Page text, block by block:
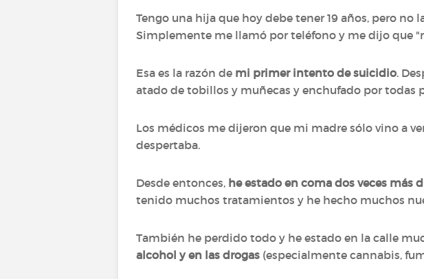
Tengo una hija que hoy debe tener 19 años, pero no
Simplemente me llamó por teléfono y me dijo que
Esa es la razón de mi primer intento de suicidio.
atado de tobillos y muñecas y enchufado por todas
Los médicos me dijeron que mi madre sólo vino a
despertaba.
Desde entonces, he estado en coma dos veces más
tenido muchos tratamientos y he hecho muchos
También he perdido todo y he estado en la calle
alcohol y en las drogas (especialmente cannabis,